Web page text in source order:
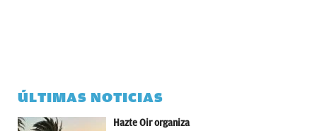
ÚLTIMAS NOTICIAS
Hazte Oir organiza